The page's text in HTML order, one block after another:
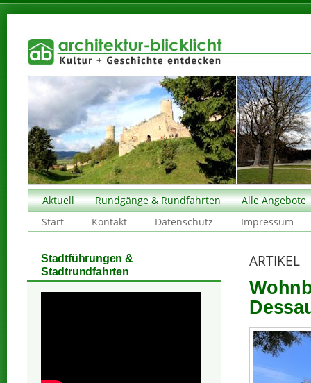
Aktuell Rundgänge & Rundfahrten
Alle Angebote
Start
Kontakt Datenschutz Impressum
ARTIKEL
Stadtführungen &
Stadtrundfahrten